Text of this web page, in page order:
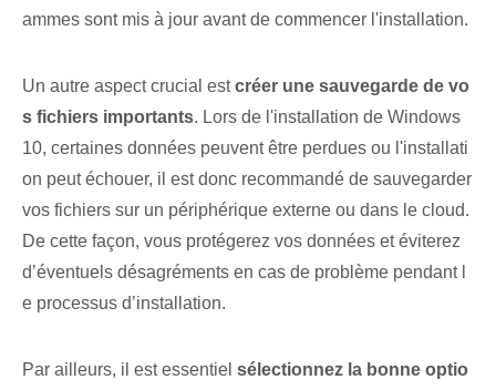
ammes sont mis à jour avant de commencer l'installation.
Un autre aspect crucial estcréer une sauvegarde de vo
s fichiers importants. Lors de l'installation de Windows
10, certaines données peuvent être perdues ou l'installati
on peut échouer, il est donc recommandé de sauvegarder
vos fichiers sur un périphérique externe ou dans le cloud.
De cette façon, vous protégerez vos données et éviterez
d’éventuels désagréments en cas de problème pendant⁤ l
e processus d’installation.
Par ailleurs, il est essentiel sélectionnez la bonne optio